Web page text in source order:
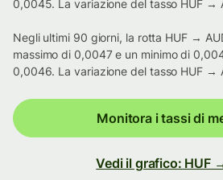
0,0045. La variazione del tasso HUF →
Negli ultimi 90 giorni, la rotta HUF →
massimo di 0,0047 e un minimo di
0,0046. La variazione del tasso HUF →
Monitora i tassi di
Vedi il grafico: HUF